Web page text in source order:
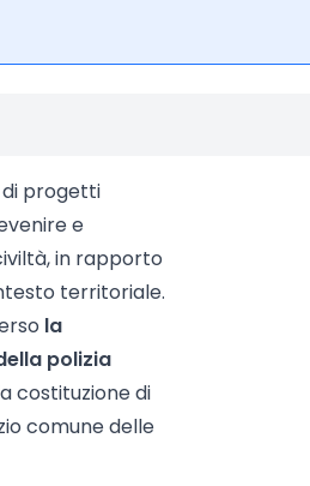
di progetti
e
in rapporto
territoriale.
la
polizia
costituzione di
comune delle